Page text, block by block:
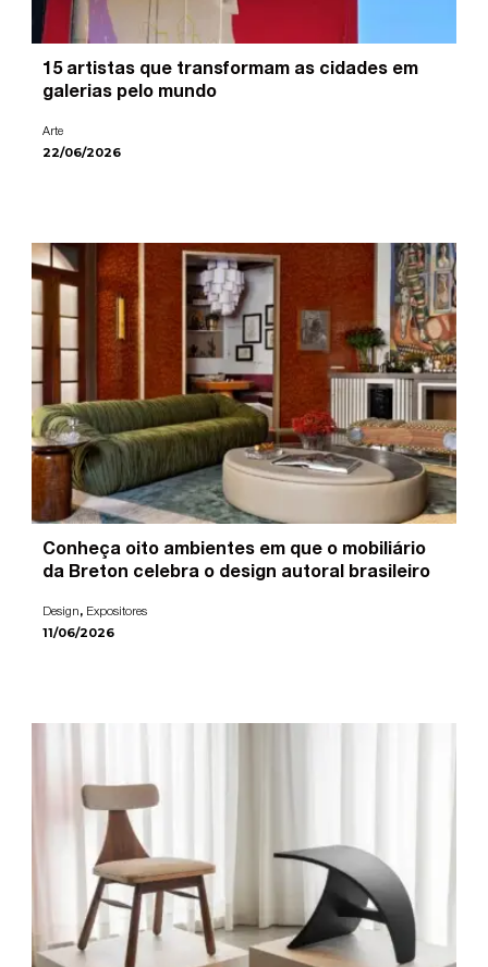
15 artistas que transformam as cidades em
galerias pelo mundo
Arte
22/06/2026
Conheça oito ambientes em que o mobiliário
da Breton celebra o design autoral brasileiro
Design, Expositores
11/06/2026